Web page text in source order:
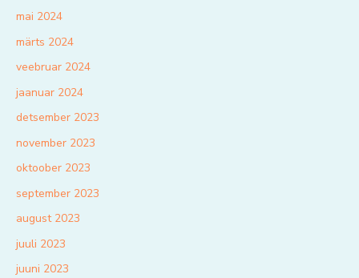
mai 2024
märts 2024
veebruar 2024
jaanuar 2024
detsember 2023
november 2023
oktoober 2023
september 2023
august 2023
juuli 2023
juuni 2023